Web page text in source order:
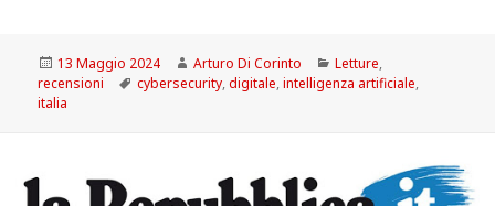
Scritto
il
13 Maggio 2024 Autore
Arturo Di Corinto Categorie
Letture,
recensioni
Tag
cybersecurity,digitale,intelligenza artificiale,
italia